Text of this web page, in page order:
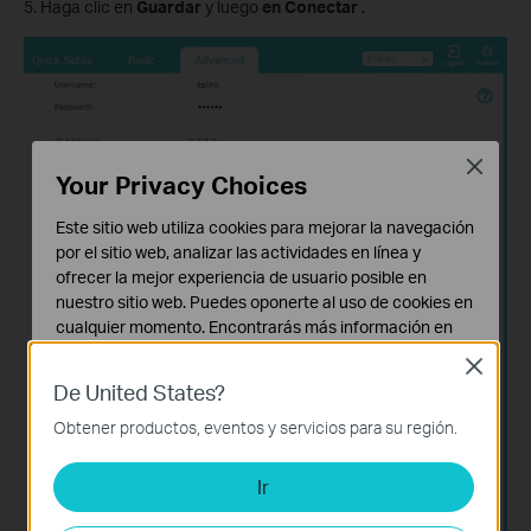
5. Haga clic en Guardar y luego en Conectar .
De United States?
Obtener productos, eventos y servicios para su región.
Ir
Close
Your Privacy Choices
Este sitio web utiliza cookies para mejorar la navegación
por el sitio web, analizar las actividades en línea y
ofrecer la mejor experiencia de usuario posible en
nuestro sitio web. Puedes oponerte al uso de cookies en
cualquier momento. Encontrarás más información en
Cookies Básicas
Estas cookies son necesarias para el funcionamiento
del sitio web y no pueden desactivarse en tu sistema.
Cookies de Análisis y de Marketing
Las cookies de análisis nos permiten analizar tus
Close